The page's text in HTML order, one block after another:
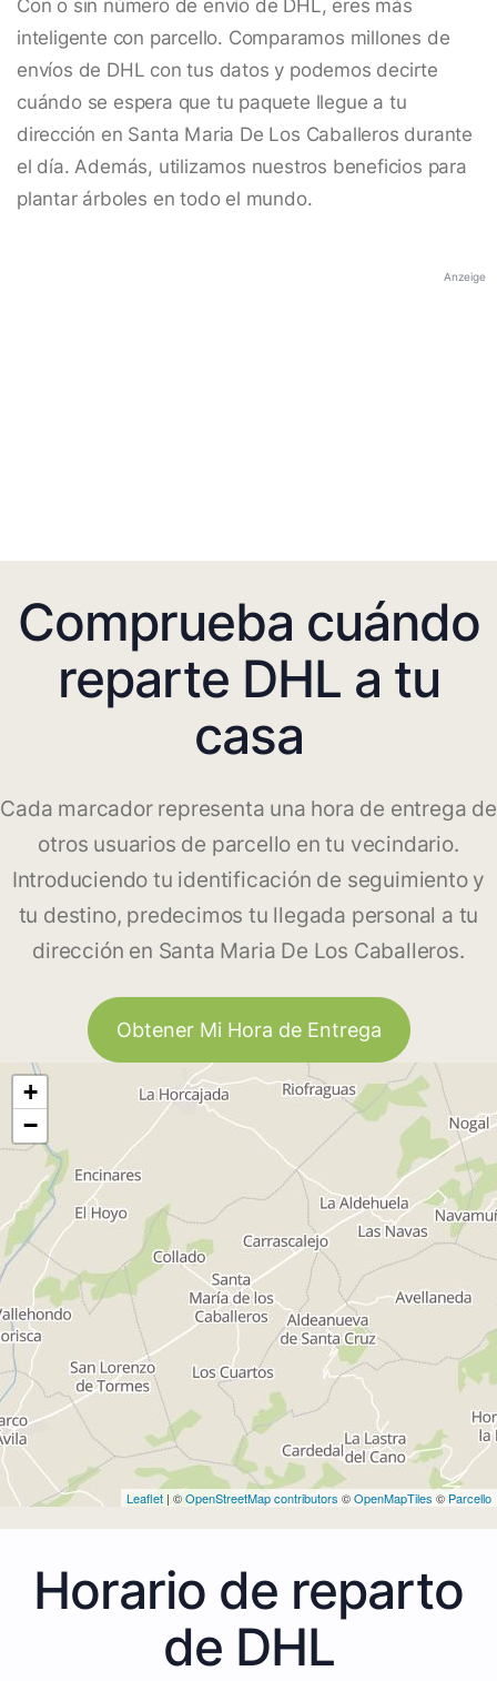
Con o sin número de envío de DHL, eres más
inteligente con parcello. Comparamos millones de
envíos de DHL con tus datos y podemos decirte
cuándo se espera que tu paquete llegue a tu
dirección en Santa Maria De Los Caballeros durante
el día. Además, utilizamos nuestros beneficios para
plantar árboles en todo el mundo.
Anzeige
Comprueba cuándo
reparte DHL a tu
casa
Cada marcador representa una hora de entrega de
otros usuarios de parcello en tu vecindario.
Introduciendo tu identificación de seguimiento y
tu destino, predecimos tu llegada personal a tu
dirección en Santa Maria De Los Caballeros.
Obtener Mi Hora de Entrega
+
−
Leaflet | ©OpenStreetMap contributors ©OpenMapTiles © Parcello
Horario de reparto
de DHL